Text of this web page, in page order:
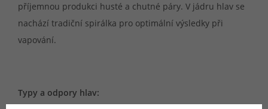
příjemnou produkci husté a chutné páry. V jádru hlav se
nachází tradiční spirálka pro optimální výsledky při
vapování.
Typy a odpory hlav: